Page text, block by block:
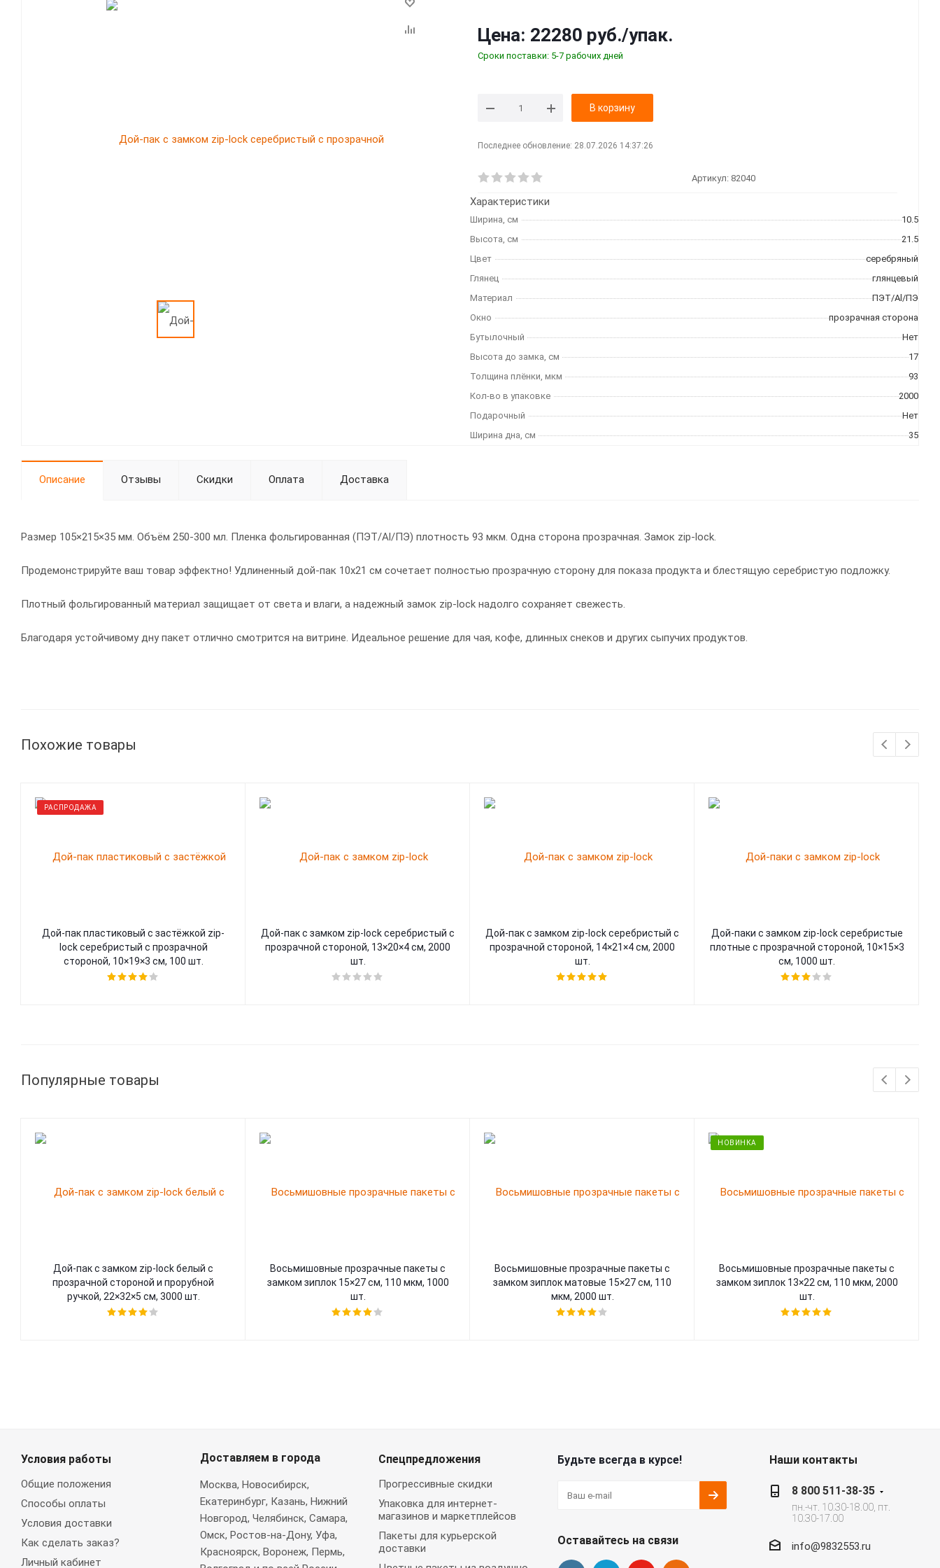
Цена: 22280 руб./упак.
Сроки поставки: 5-7 рабочих дней
В корзину
Последнее обновление: 28.07.2026 14:37:26
Артикул: 82040
Характеристики
Ширина, см
10.5
Высота, см
21.5
Цвет
серебряный
Глянец
глянцевый
Материал
ПЭТ/Al/ПЭ
Окно
прозрачная сторона
Бутылочный
Нет
Высота до замка, см
17
Толщина плёнки, мкм
93
Кол-во в упаковке
2000
Подарочный
Нет
Ширина дна, см
35
Описание Отзывы Скидки Оплата Доставка
Размер 105×215×35 мм. Объём 250-300 мл. Пленка фольгированная (ПЭТ/Al/ПЭ) плотность 93 мкм. Одна сторона прозрачная. Замок zip-lock.
Продемонстрируйте ваш товар эффектно! Удлиненный дой-пак 10х21 см сочетает полностью прозрачную сторону для показа продукта и блестящую серебристую подложку.
Плотный фольгированный материал защищает от света и влаги, а надежный замок zip-lock надолго сохраняет свежесть.
Благодаря устойчивому дну пакет отлично смотрится на витрине. Идеальное решение для чая, кофе, длинных снеков и других сыпучих продуктов.
Похожие товары
РАСПРОДАЖА
Дой-пак пластиковый с застёжкой zip-
lock серебристый с прозрачной
стороной, 10×19×3 cм, 100 шт.
Дой-пак с замком zip-lock серебристый с
прозрачной стороной, 13×20×4 cм, 2000
шт.
Дой-пак с замком zip-lock серебристый с
прозрачной стороной, 14×21×4 cм, 2000
шт.
Дой-паки с замком zip-lock серебристые
плотные с прозрачной стороной, 10×15×3
cм, 1000 шт.
Популярные товары
Дой-пак с замком zip-lock белый с
прозрачной стороной и прорубной
ручкой, 22×32×5 cм, 3000 шт.
Восьмишовные прозрачные пакеты с
замком зиплок 15×27 см, 110 мкм, 1000
шт.
Восьмишовные прозрачные пакеты с
замком зиплок матовые 15×27 см, 110
мкм, 2000 шт.
НОВИНКА
Восьмишовные прозрачные пакеты с
замком зиплок 13×22 см, 110 мкм, 2000
шт.
Условия работы
Общие положения
Способы оплаты
Условия доставки
Как сделать заказ?
Личный кабинет
Доставляем в города
Москва, Новосибирск,
Екатеринбург, Казань, Нижний
Новгород, Челябинск, Самара,
Омск, Ростов-на-Дону, Уфа,
Красноярск, Воронеж, Пермь,
Спецпредложения
Прогрессивные скидки
Упаковка для интернет-
магазинов и маркетплейсов
Пакеты для курьерской
доставки
Будьте всегда в курсе!
Оставайтесь на связи
Наши контакты
8 800 511-38-35
пн.-чт. 10.30-18.00, пт.
10.30-17.00
info@9832553.ru